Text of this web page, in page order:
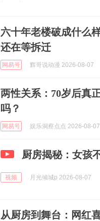
六十年老楼破成什么
还在等拆迁
网易号 辉哥说动漫 2026-08-07
两性关系：70岁后真
吗？
网易号 娱乐洞察点点 2026-08-07
厨房揭秘：女孩
视频 月光倾城p 2026-08-07
从厨房到舞台：网红